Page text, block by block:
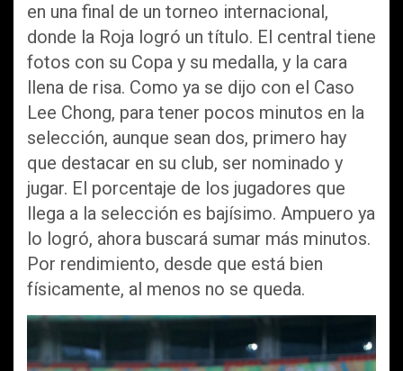
en una final de un torneo internacional,
donde la Roja logró un título. El central tiene
fotos con su Copa y su medalla, y la cara
llena de risa. Como ya se dijo con el Caso
Lee Chong, para tener pocos minutos en la
selección, aunque sean dos, primero hay
que destacar en su club, ser nominado y
jugar. El porcentaje de los jugadores que
llega a la selección es bajísimo. Ampuero ya
lo logró, ahora buscará sumar más minutos.
Por rendimiento, desde que está bien
físicamente, al menos no se queda.